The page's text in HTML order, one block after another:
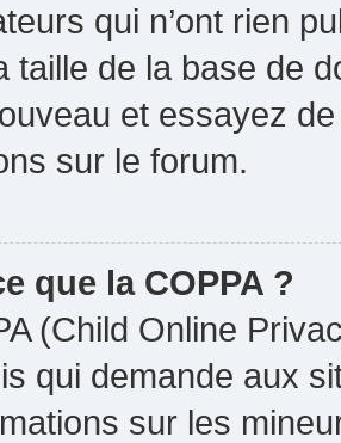
qui n’ont rien
taille de la base de
et essayez
sur le forum.
que la COPPA ?
(Child Online
qui demande aux
sur les